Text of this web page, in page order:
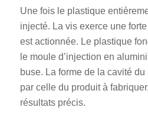
Une fois le plastique
injecté. La vis exerce une
est actionnée. Le plastique
le moule d’injection en
buse. La forme de la cavité
par celle du produit à
résultats précis.